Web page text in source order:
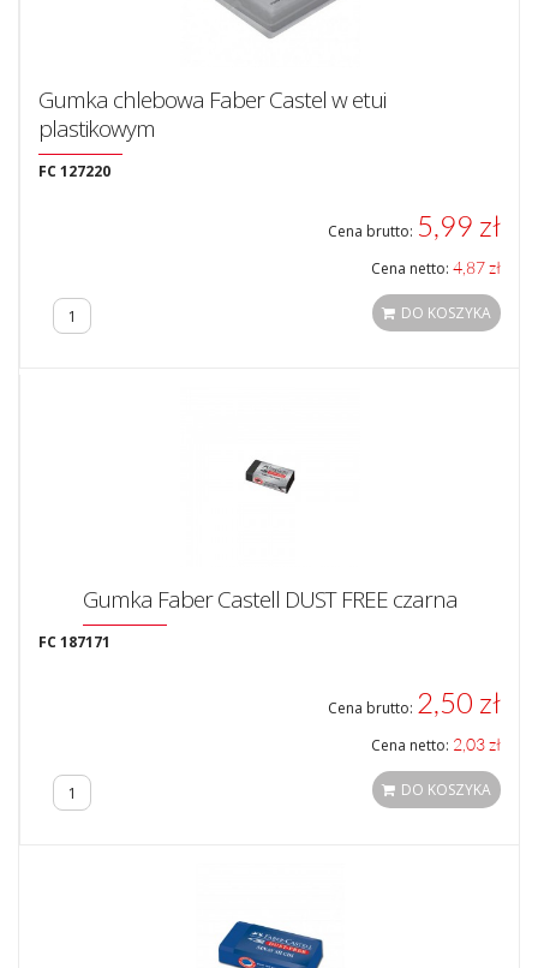
Gumka chlebowa Faber Castel w etui
plastikowym
FC 127220
Cena brutto: 5,99 zł
Cena netto: 4,87 zł
DO KOSZYKA
Gumka Faber Castell DUST FREE czarna
FC 187171
Cena brutto: 2,50 zł
Cena netto: 2,03 zł
DO KOSZYKA